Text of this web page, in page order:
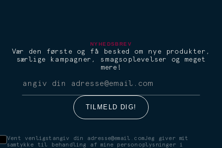
NYHEDSBREV
Vær den første og få besked om nye produkter,
særlige kampagner, smagsoplevelser og meget
mere!
Vent venligstangiv din adresse@email.comJeg giver mit
samtykke til behandling af mine personoplysninger i